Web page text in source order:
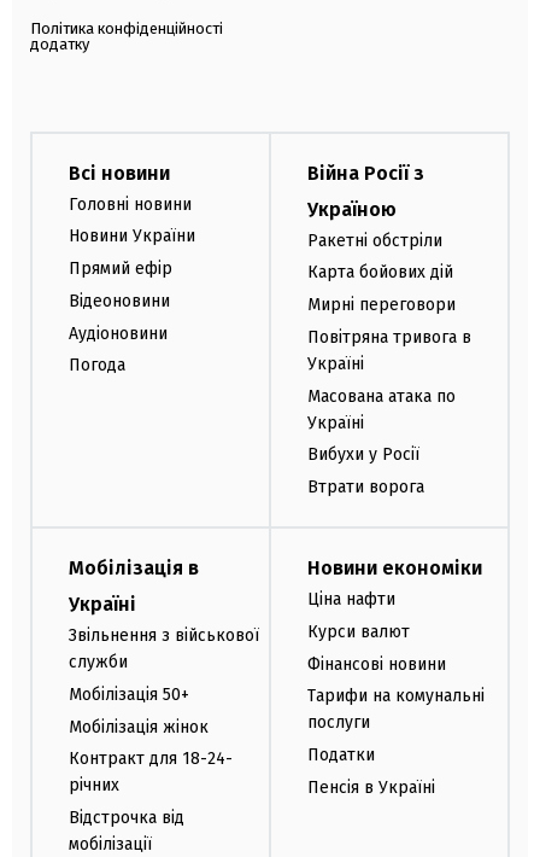
Політика конфіденційності
додатку
Всі новини
Головні новини
Новини України
Прямий ефір
Відеоновини
Аудіоновини
Погода
Війна Росії з
Україною
Ракетні обстріли
Карта бойових дій
Мирні переговори
Повітряна тривога в
Україні
Масована атака по
Україні
Вибухи у Росії
Втрати ворога
Мобілізація в
Україні
Звільнення з військової
служби
Мобілізація 50+
Мобілізація жінок
Контракт для 18-24-
річних
Відстрочка від
мобілізації
Новини економіки
Ціна нафти
Курси валют
Фінансові новини
Тарифи на комунальні
послуги
Податки
Пенсія в Україні